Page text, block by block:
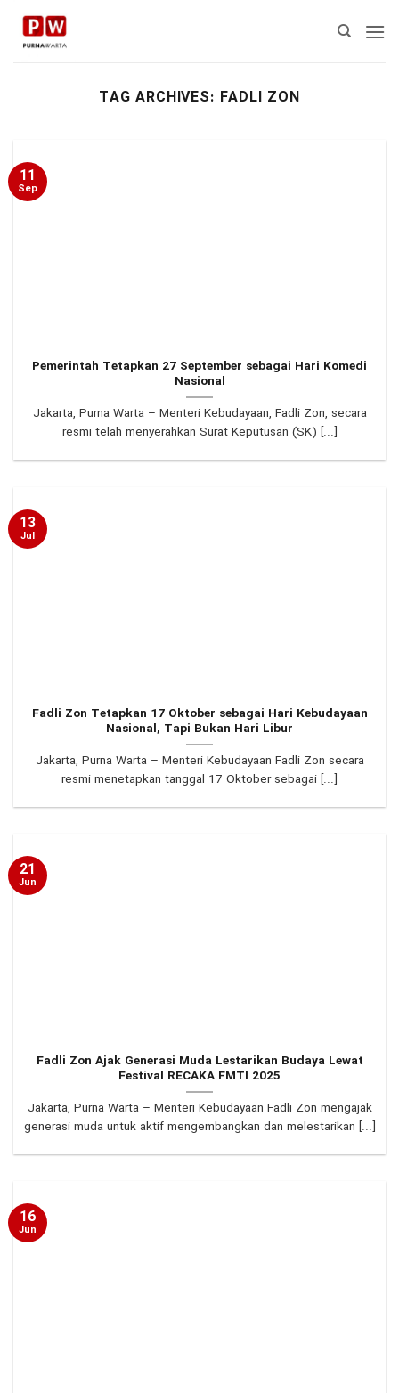
Skip
content
TAG ARCHIVES: FADLI ZON
Pemerintah Tetapkan 27 September sebagai Hari Komedi
Nasional
Jakarta, Purna Warta – Menteri Kebudayaan, Fadli Zon, secara
resmi telah menyerahkan Surat Keputusan (SK) [...]
11
Sep
Fadli Zon Tetapkan 17 Oktober sebagai Hari Kebudayaan
Nasional, Tapi Bukan Hari Libur
Jakarta, Purna Warta – Menteri Kebudayaan Fadli Zon secara
resmi menetapkan tanggal 17 Oktober sebagai [...]
13
Jul
Fadli Zon Ajak Generasi Muda Lestarikan Budaya Lewat
Festival RECAKA FMTI 2025
Jakarta, Purna Warta – Menteri Kebudayaan Fadli Zon mengajak
generasi muda untuk aktif mengembangkan dan melestarikan [...]
21
Jun
16
Jun